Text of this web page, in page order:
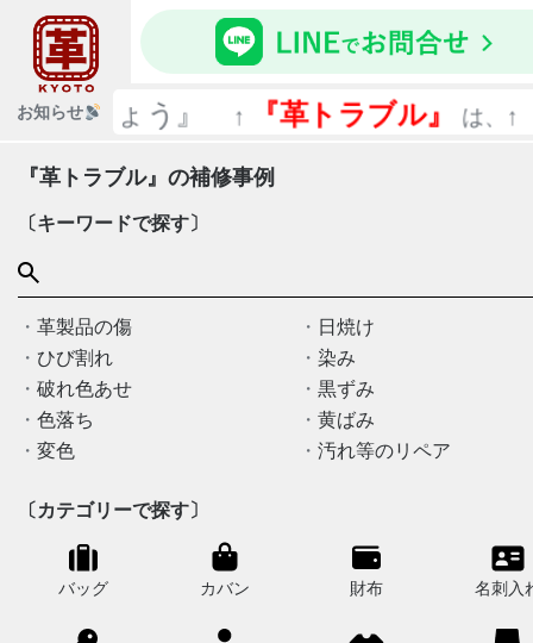
お知らせ
ょう』 ↑『革トラブル』は、↑【修理
『革トラブル』の補修事例
〔キーワードで探す〕
革製品の傷
日焼け
ひび割れ
染み
破れ色あせ
黒ずみ
色落ち
黄ばみ
変色
汚れ等のリペア
〔カテゴリーで探す〕
バッグ カバン 財布 名刺入